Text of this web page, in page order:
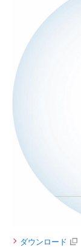
ダウンロード